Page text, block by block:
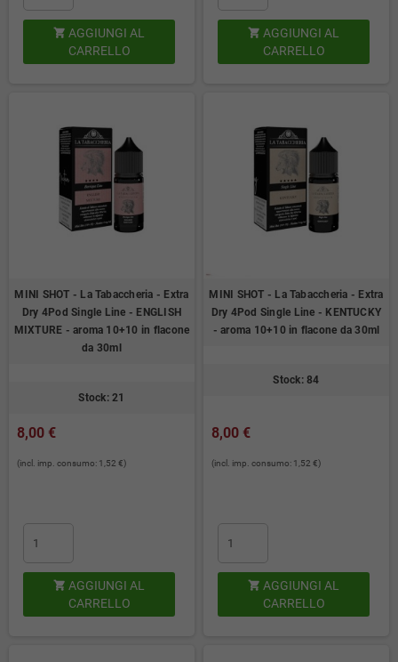
 AGGIUNGI AL
CARRELLO
 AGGIUNGI AL
CARRELLO
MINI SHOT - La Tabaccheria - Extra
Dry 4Pod Single Line - ENGLISH
MIXTURE - aroma 10+10 in flacone
da 30ml
Stock: 21
8,00 €
(incl. imp. consumo: 1,52 €)
 AGGIUNGI AL
CARRELLO
MINI SHOT - La Tabaccheria - Extra
Dry 4Pod Single Line - KENTUCKY
- aroma 10+10 in flacone da 30ml
Stock: 84
8,00 €
(incl. imp. consumo: 1,52 €)
 AGGIUNGI AL
CARRELLO